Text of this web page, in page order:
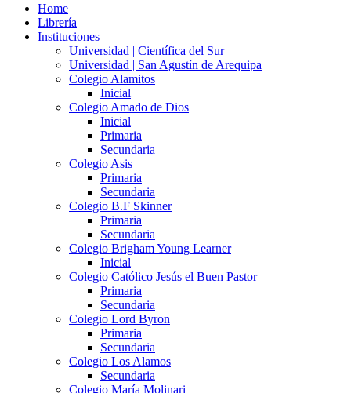
Home
Librería
Instituciones
Universidad | Científica del Sur
Universidad | San Agustín de Arequipa
Colegio Alamitos
Inicial
Colegio Amado de Dios
Inicial
Primaria
Secundaria
Colegio Asis
Primaria
Secundaria
Colegio B.F Skinner
Primaria
Secundaria
Colegio Brigham Young Learner
Inicial
Colegio Católico Jesús el Buen Pastor
Primaria
Secundaria
Colegio Lord Byron
Primaria
Secundaria
Colegio Los Alamos
Secundaria
Colegio María Molinari